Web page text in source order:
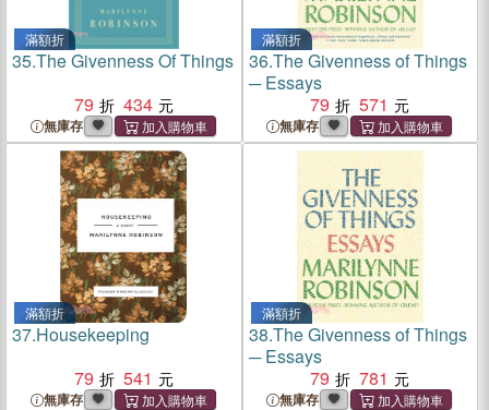
滿額折
35.The Givenness Of Things
79
434
無庫存
滿額折
36.The Givenness of Things
─ Essays
79
571
無庫存
滿額折
37.Housekeeping
79
541
無庫存
滿額折
38.The Givenness of Things
─ Essays
79
781
無庫存